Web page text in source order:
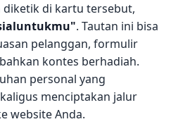
diketik di kartu tersebut,
. Tautan ini bisa
pelanggan, formulir
kontes berhadiah.
personal yang
menciptakan jalur
website Anda.